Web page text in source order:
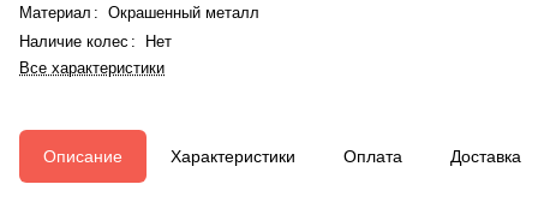
Материал : Окрашенный металл
Наличие колес :
Нет
Все характеристики
Описание Характеристики Оплата Доставка